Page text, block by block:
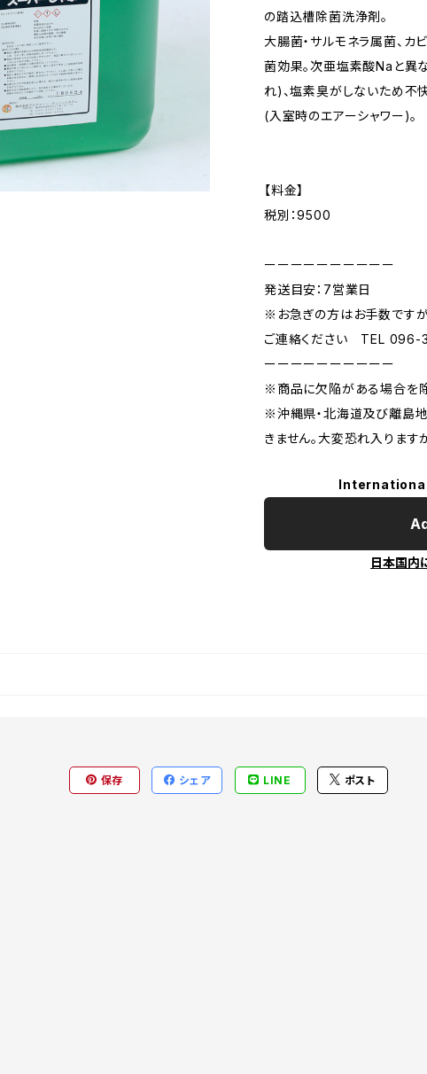
の踏込槽除菌洗浄剤。
大腸菌・サルモネラ属菌、カ
菌効果。次亜塩素酸Naと異
れ)、塩素臭がしないため不
(入室時のエアーシャワー)。
【料金】
税別：9500
ーーーーーーーーーー
発送目安：7営業日
※お急ぎの方はお手数です
ご連絡ください TEL 096-
ーーーーーーーーーー
※商品に欠陥がある場合を
※沖縄県・北海道及び離島
きません。大変恐れ入ります
日本国内
保存 シェア LINE ポスト